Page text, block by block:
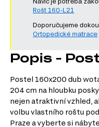
Rošt 160-L21
Doporučujeme
Ortopedické matrace
Popis -
Postel 160x200 dub
204 cm na hloubku
nejen atraktivní vzhled,
volbu vlastního roštu
Praze a vyberte si